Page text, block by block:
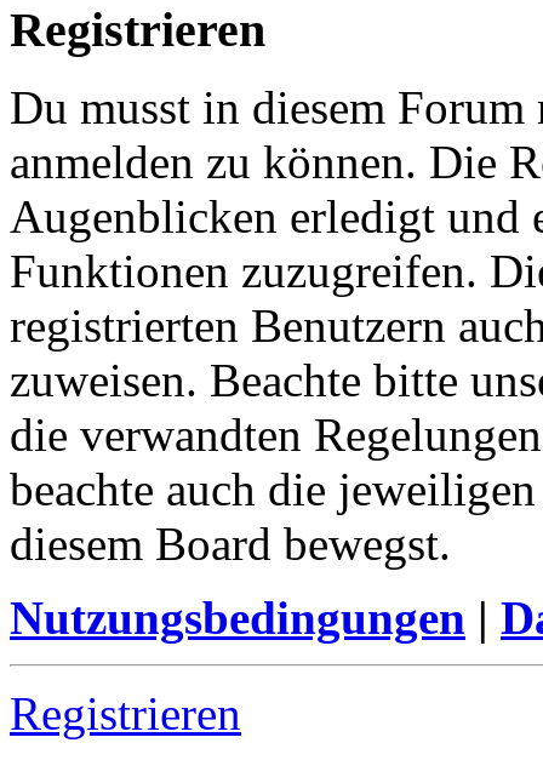
Registrieren
Du musst in diesem
anmelden zu können. Die
Augenblicken erledigt und
Funktionen zuzugreifen.
registrierten Benutzern
zuweisen. Beachte bitte
die verwandten
beachte auch die
diesem Board bewegst.
Nutzungsbedingungen |
Registrieren